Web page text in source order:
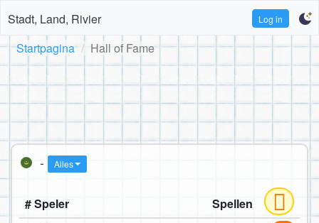
Stadt, Land, Rivier Log in
Startpagina Hall of Fame
- Alles
# Speler
Spellen